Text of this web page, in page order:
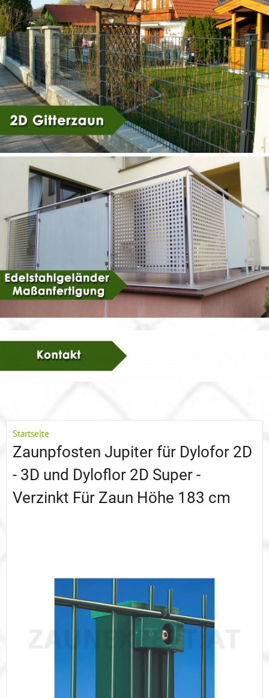
Startseite
Zaunpfosten Jupiter für Dylofor 2D
- 3D und Dyloflor 2D Super -
Verzinkt Für Zaun Höhe 183 cm